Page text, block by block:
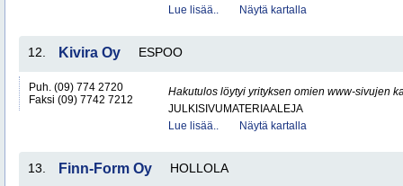
Lue lisää..
Näytä kartalla
12. Kivira Oy ESPOO
Puh. (09) 774 2720
Faksi (09) 7742 7212
Hakutulos löytyi yrityksen omien www-sivujen
JULKISIVUMATERIAALEJA
Lue lisää..
Näytä kartalla
13. Finn-Form Oy HOLLOLA